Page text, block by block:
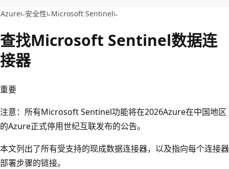
Azure 安全性 Microsoft Sentinel
查找Microsoft Sentinel数据连
接器
重要
注意：所有Microsoft Sentinel功能将在2026Azure在中国地区
的Azure正式停用世纪互联发布的公告。
本文列出了所有受支持的现成数据连接器，以及指向每个连接器
部署步骤的链接。